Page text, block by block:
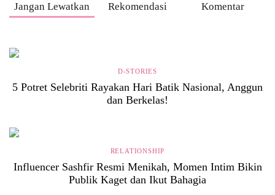
Jangan Lewatkan Rekomendasi Komentar
D-STORIES
5 Potret Selebriti Rayakan Hari Batik Nasional, Anggun
dan Berkelas!
RELATIONSHIP
Influencer Sashfir Resmi Menikah, Momen Intim Bikin
Publik Kaget dan Ikut Bahagia